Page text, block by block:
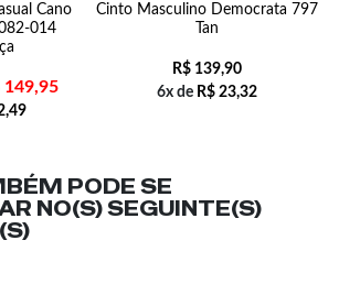
Cano
014
149,95
Cinto Masculino Democrata 797
Tan
R$ 139,90
6x de R$ 23,32
PODE SE
NO(S) SEGUINTE(S)